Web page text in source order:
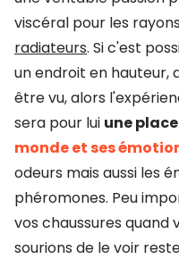
viscéral pour les
radiateurs. Si c'est
un endroit en hauteur,
être vu, alors
sera pour lui une
monde et ses
odeurs mais aussi les
phéromones. Peu
vos chaussures quand
sourions de le voir